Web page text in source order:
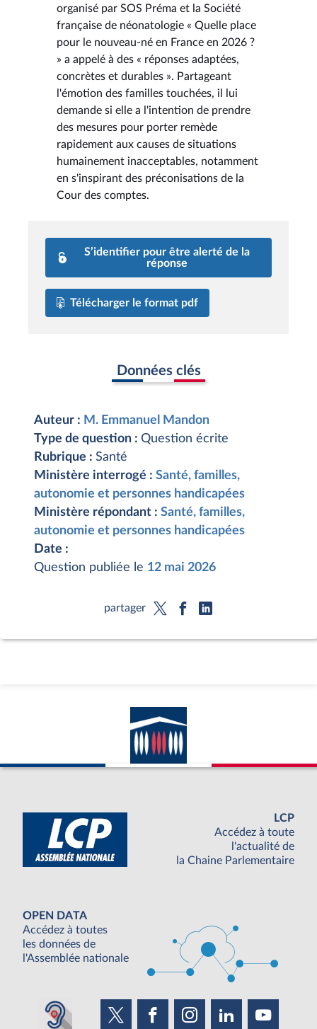
organisé par SOS Préma et la Société
française de néonatologie « Quelle place
pour le nouveau-né en France en 2026 ?
» a appelé à des « réponses adaptées,
concrètes et durables ». Partageant
l'émotion des familles touchées, il lui
demande si elle a l'intention de prendre
des mesures pour porter remède
rapidement aux causes de situations
humainement inacceptables, notamment
en s'inspirant des préconisations de la
Cour des comptes.
S’identifier pour être alerté de la
réponse
Télécharger le format pdf
Données clés
Auteur : M. Emmanuel Mandon
Type de question : Question écrite
Rubrique : Santé
Ministère interrogé : Santé, familles,
autonomie et personnes handicapées
Ministère répondant : Santé, familles,
autonomie et personnes handicapées
Date :
Question publiée le 12 mai 2026
partager
LCP
Accédez à toute
l'actualité de
la Chaine Parlementaire
OPEN DATA
Accédez à toutes
les données de
l'Assemblée nationale